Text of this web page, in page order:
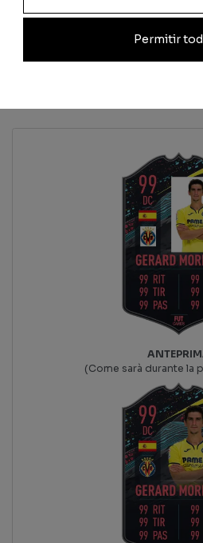
(Come sarà durante la
Permitir